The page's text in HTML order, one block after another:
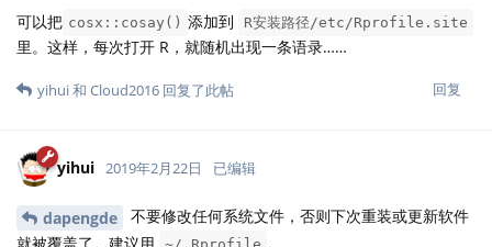
可以把 cosx::cosay() 添加到 R安装路径/etc/Rprofile.site
里。这样，每次打开 R，就随机出现一条语录……
回复
yihui和 Cloud2016 回复了此帖
yihui 2019年2月22日 已编辑
dapengde
不要修改任何系统文件，否则下次重装或更新软件